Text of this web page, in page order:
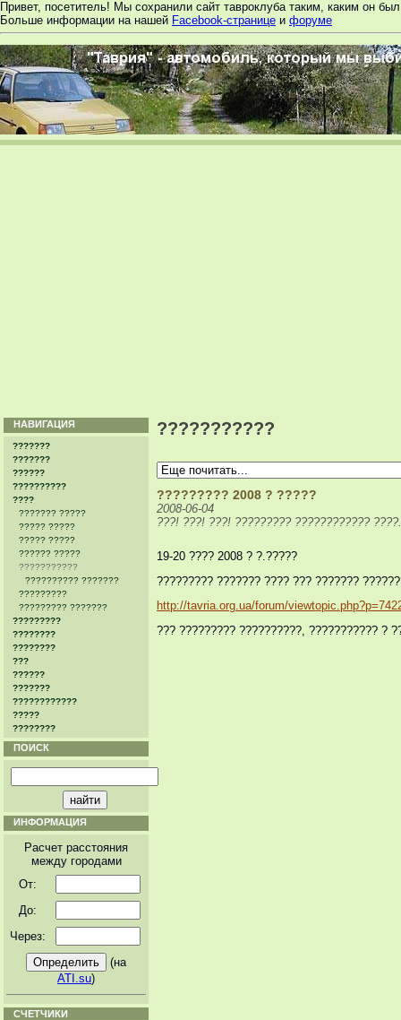
Привет, посетитель! Мы сохранили сайт тавроклуба таким, каким он
Больше информации на нашей Facebook-странице и форуме
НАВИГАЦИЯ
???????
???????
??????
??????????
????
??????? ?????
????? ?????
????? ?????
?????? ?????
???????????
?????????? ???????
?????????
????????? ???????
?????????
????????
????????
???
??????
???????
????????????
?????
????????
ПОИСК
ИНФОРМАЦИЯ
Расчет расстояния
между городами
От:
До:
Через:
(на
ATI.su)
СЧЕТЧИКИ
???????????
????????? 2008 ? ?????
2008-06-04
???! ???! ???! ????????? ????????????
19-20 ???? 2008 ? ?.?????
????????? ??????? ???? ??? ???????
http://tavria.org.ua/forum/
??? ????????? ??????????, ??????????? ?